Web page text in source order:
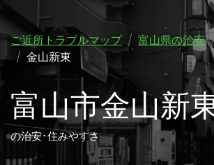
ご近所トラブルマップ 富山県の治安
金山新東
富山市金山新
の治安･住みやすさ